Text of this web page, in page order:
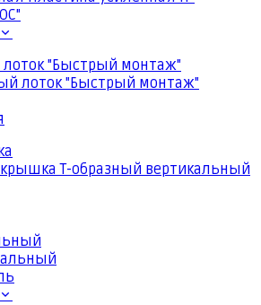
"Быстрый монтаж"
лоток "Быстрый монтаж"
Т-образный вертикальный